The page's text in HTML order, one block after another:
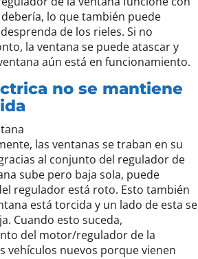
lo que también puede
de los rieles. Si no
la ventana se puede atascar y
aún está en funcionamiento.
no se mantiene
las ventanas se traban en su
al conjunto del regulador de
sube pero baja sola, puede
regulador está roto. Esto también
está torcida y un lado de esta se
Cuando esto suceda,
del motor/regulador de la
vehículos nuevos porque vienen